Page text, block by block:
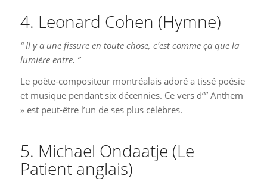
4. Leonard Cohen (Hymne)
“ Il y a une fissure en toute chose, c'est comme ça que la
lumière entre. ”
Le poète-compositeur montréalais adoré a tissé poésie
et musique pendant six décennies. Ce vers d“” Anthem
» est peut-être l’un de ses plus célèbres.
5. Michael Ondaatje (Le
Patient anglais)